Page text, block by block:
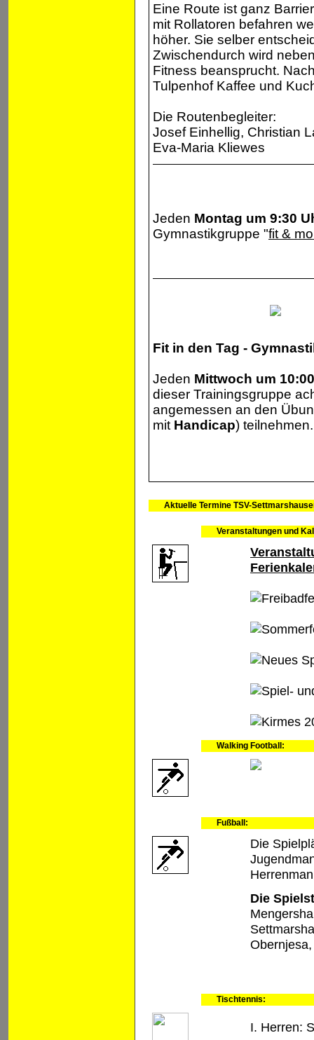
Eine Route ist ganz
mit Rollatoren befahren
höher. Sie selber
Zwischendurch wird
Fitness beansprucht.
Tulpenhof Kaffee und
Die Routenbegleiter:
Josef Einhellig, Christian
Eva-Maria Kliewes
Jeden Montag um 9:30
Gymnastikgruppe "fit &
Fit in den Tag -
Jeden Mittwoch um
dieser Trainingsgruppe
angemessen an den
mit Handicap) teilnehmen.
Aktuelle Termine TSV-
Veranstaltungen und
Walking Football:
Fußball:
Die
Die
Tischtennis:
I. Herren: